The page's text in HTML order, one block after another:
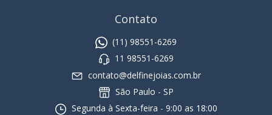
Contato
(11) 98551-6269
11 98551-6269
contato@delfinejoias.com.br
São Paulo - SP
Segunda à Sexta-feira - 9:00 as 18:00